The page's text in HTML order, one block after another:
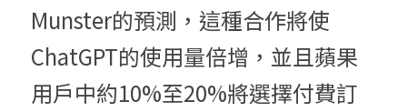
Munster的預測，這種合作將使
ChatGPT的使用量倍增，並且蘋果
用戶中約10%至20%將選擇付費訂